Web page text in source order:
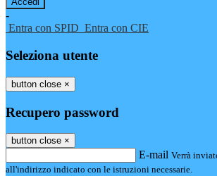
-
Entra con SPID Entra con CIE
Seleziona utente
button close ×
Recupero password
button close ×
E-mail Verrà
all'indirizzo indicato con le istruzioni necessarie.